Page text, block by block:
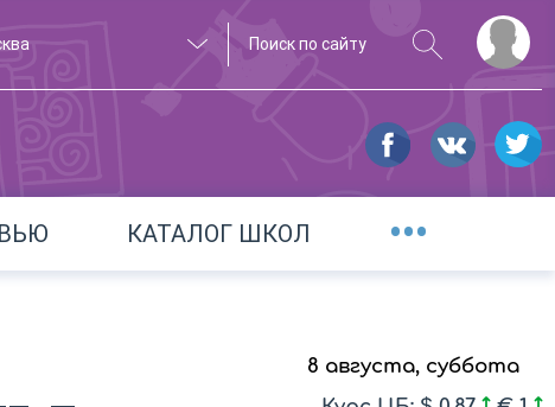
КАТАЛОГ ШКОЛ •••
8 августа, суббота